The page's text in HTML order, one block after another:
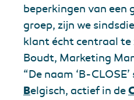
beperkingen van
groep, zijn we
klant écht centraal
Boudt, Marketing
“De naam ‘B-
Belgisch, actief in de